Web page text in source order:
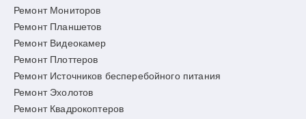
Ремонт Мониторов
Ремонт Планшетов
Ремонт Видеокамер
Ремонт Плоттеров
Ремонт Источников бесперебойного питания
Ремонт Эхолотов
Ремонт Квадрокоптеров